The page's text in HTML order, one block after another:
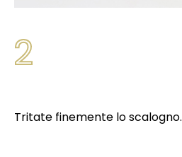
2
Tritate finemente lo scalogno.